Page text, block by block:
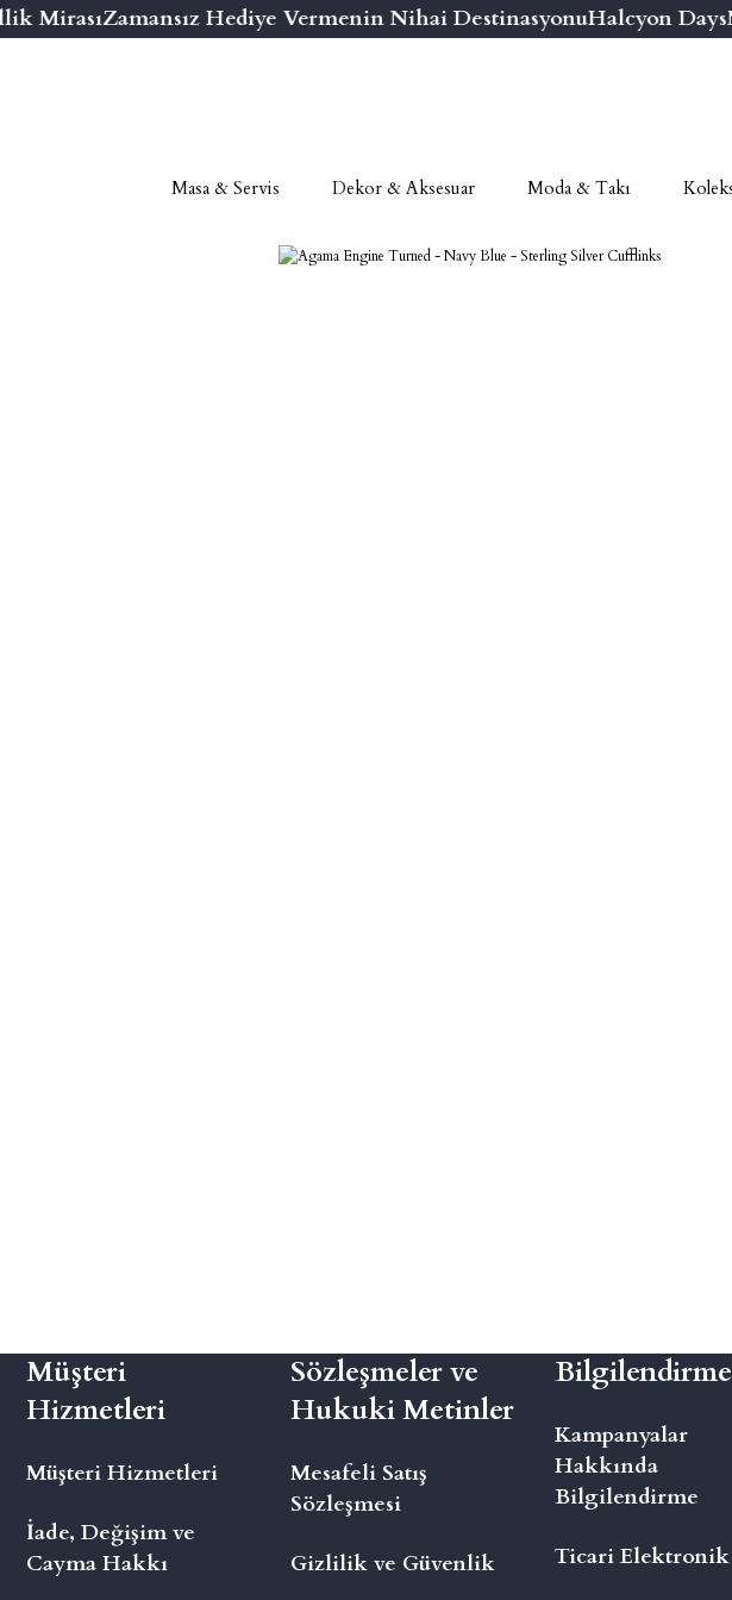
MirasıZamansız Hediye Vermenin Nihai DestinasyonuHalcyon Days
Masa & Servis Dekor & Aksesuar Moda & Takı
Müşteri
Hizmetleri
Müşteri Hizmetleri
İade, Değişim ve
Cayma Hakkı
Sözleşmeler ve
Hukuki Metinler
Mesafeli Satış
Sözleşmesi
Gizlilik ve Güvenlik
Kampanyalar
Hakkında
Bilgilendirme
Ticari